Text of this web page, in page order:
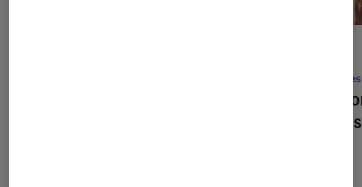
Séries